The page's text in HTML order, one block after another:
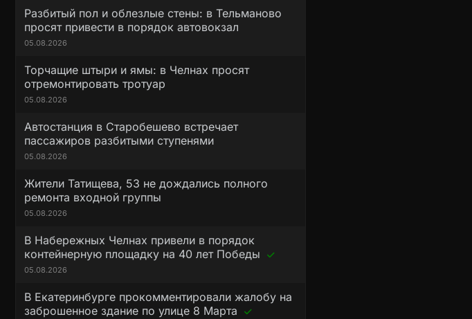
Разбитый пол и облезлые стены: в Тельманово
просят привести в порядок автовокзал
05.08.2026
Торчащие штыри и ямы: в Челнах просят
отремонтировать тротуар
05.08.2026
Автостанция в Старобешево встречает
пассажиров разбитыми ступенями
05.08.2026
Жители Татищева, 53 не дождались полного
ремонта входной группы
05.08.2026
В Набережных Челнах привели в порядок
контейнерную площадку на 40 лет Победы
05.08.2026
В Екатеринбурге прокомментировали жалобу на
заброшенное здание по улице 8 Марта